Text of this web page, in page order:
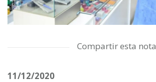
Compartir esta nota
11/12/2020